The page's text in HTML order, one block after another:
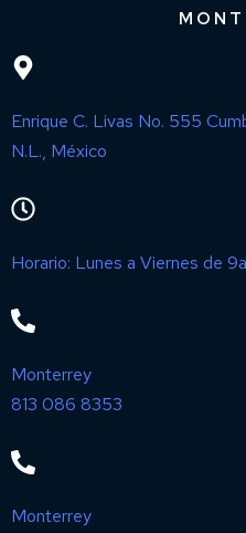
Enrique C. Livas No. 555
N.L., México
Horario: Lunes a Viernes de
Monterrey
813 086 8353
Monterrey